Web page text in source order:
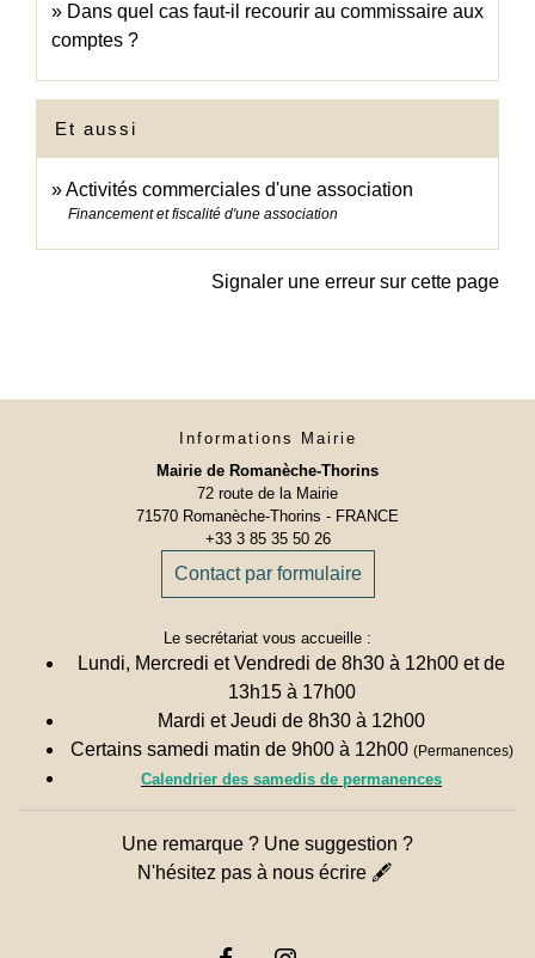
Dans quel cas faut-il recourir au commissaire aux
comptes ?
Et aussi
Activités commerciales d'une association
Financement et fiscalité d'une association
Signaler une erreur sur cette page
Informations Mairie
Mairie de Romanèche-Thorins
72 route de la Mairie
71570 Romanèche-Thorins - FRANCE
+33 3 85 35 50 26
Contact par formulaire
Le secrétariat vous accueille :
Lundi, Mercredi et Vendredi de 8h30 à 12h00 et de
13h15 à 17h00
Mardi et Jeudi de 8h30 à 12h00
Certains samedi matin de 9h00 à 12h00 (Permanences)
Calendrier des samedis de permanences
Une remarque ? Une suggestion ?
N'hésitez pas à nous écrire 🖋